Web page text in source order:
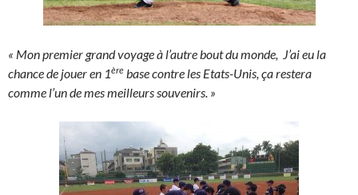
« Mon premier grand voyage à l’autre bout du monde, J’ai eu la
chance de jouer en 1ère base contre les Etats-Unis, ça restera
comme l’un de mes meilleurs souvenirs. »